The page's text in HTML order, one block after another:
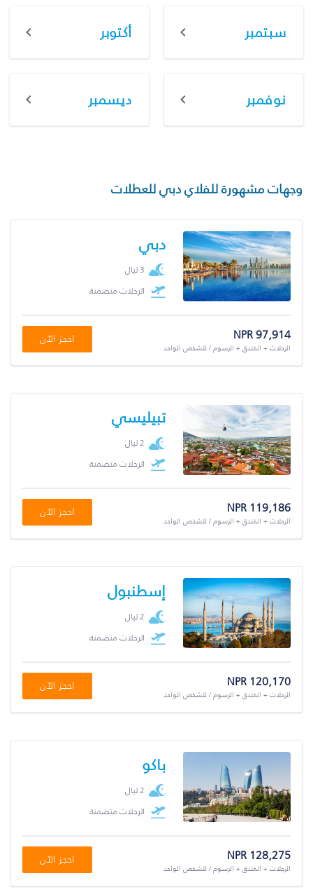
سبتمبر أكتوبر
نوفمبر ديسمبر
وجهات مشهورة للفلاي دبي للعطلات
دبي
3 ليال
الرحلات متضمنة
NPR 97,914
الرحلات + الفندق + الرسوم / للشخص الواحد
احجز الآن
تبيليسي
2 ليال
الرحلات متضمنة
NPR 119,186
الرحلات + الفندق + الرسوم / للشخص الواحد
احجز الآن
إسطنبول
2 ليال
الرحلات متضمنة
NPR 120,170
الرحلات + الفندق + الرسوم / للشخص الواحد
احجز الآن
باكو
2 ليال
الرحلات متضمنة
NPR 128,275
الرحلات + الفندق + الرسوم / للشخص الواحد
احجز الآن